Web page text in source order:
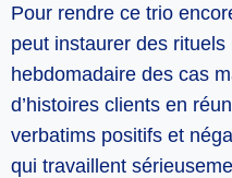
Pour rendre ce trio
peut instaurer des
hebdomadaire des cas
d’histoires clients en
verbatims positifs et
qui travaillent